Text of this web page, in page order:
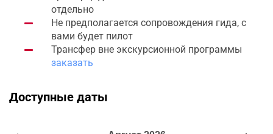
отдельно
Не предполагается сопровождения гида, с
вами будет пилот
Трансфер вне экскурсионной программы
заказать
Доступные даты